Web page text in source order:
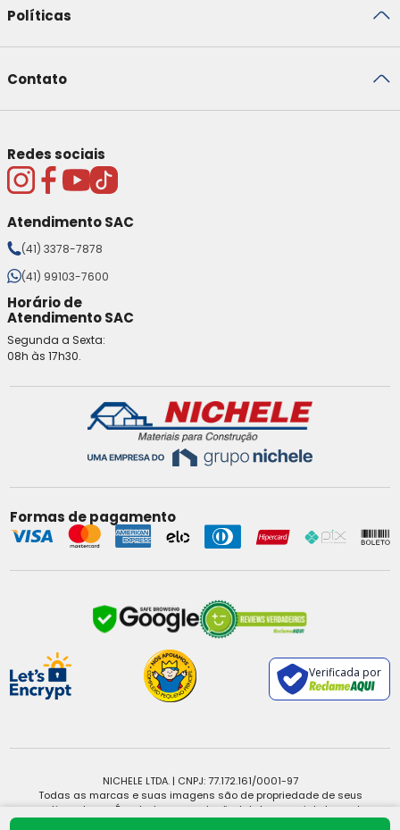
Políticas
Contato
Redes sociais
Atendimento SAC
(41) 3378-7878
(41) 99103-7600
Horário de
Atendimento SAC
Segunda a Sexta:
08h às 17h30.
Formas de pagamento
Verificada por
NICHELE LTDA. | CNPJ: 77.172.161/0001-97
Todas as marcas e suas imagens são de propriedade de seus
respectivos donos. É vedada a reprodução, total ou parcial, de qualquer